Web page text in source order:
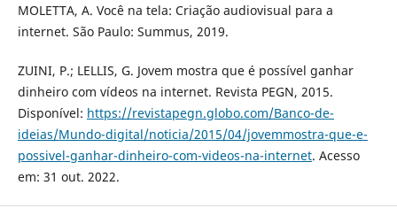
MOLETTA, A. Você na tela: Criação audiovisual para a
internet. São Paulo: Summus, 2019.
ZUINI, P.; LELLIS, G. Jovem mostra que é possível ganhar
dinheiro com vídeos na internet. Revista PEGN, 2015.
Disponível: https://revistapegn.globo.com/Banco-de-
ideias/Mundo-digital/noticia/2015/04/jovemmostra-que-e-
possivel-ganhar-dinheiro-com-videos-na-internet. Acesso
em: 31 out. 2022.